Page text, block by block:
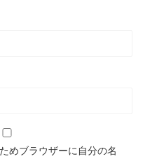
めブラウザーに自分の名